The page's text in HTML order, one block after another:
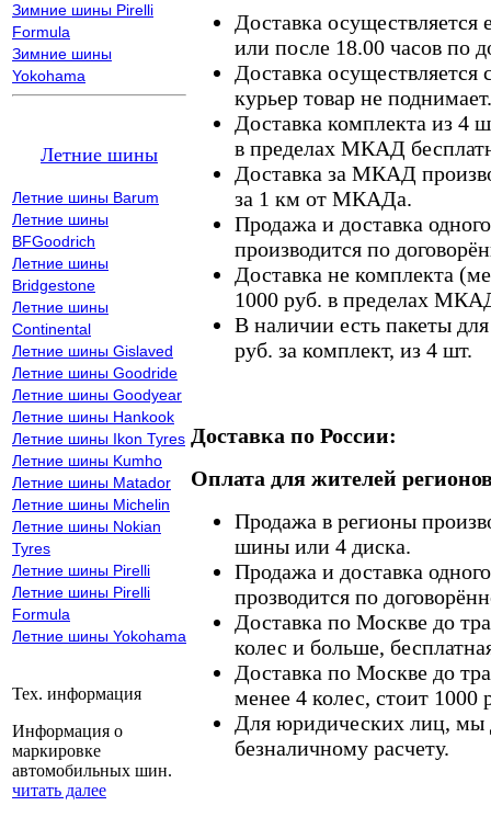
Зимние шины Pirelli
Formula
Зимние шины
Yokohama
Летние шины
Летние шины Barum
Летние шины
BFGoodrich
Летние шины
Bridgestone
Летние шины
Continental
Летние шины Gislaved
Летние шины Goodride
Летние шины Goodyear
Летние шины Hankook
Летние шины Ikon Tyres
Летние шины Kumho
Летние шины Matador
Летние шины Michelin
Летние шины Nokian
Tyres
Летние шины Pirelli
Летние шины Pirelli
Formula
Летние шины Yokohama
Тех. информация
Информация о
маркировке
автомобильных шин.
читать далее
Доставка осуществляется
или после 18.00 часов по
Доставка осуществляется
курьер товар не поднимает.
Доставка комплекта из 4
в пределах МКАД
Доставка за МКАД
за 1 км от МКАДа.
Продажа и доставка
производится по
Доставка не комплекта
1000 руб. в пределах
В наличии есть пакеты
руб. за комплект, из 4 шт.
Доставка по России:
Оплата для жителей
Продажа в регионы
шины или 4 диска.
Продажа и доставка
прозводится по
Доставка по Москве до
колес и больше,
Доставка по Москве до
менее 4 колес, стоит 1000
Для юридических лиц, мы
безналичному расчету.